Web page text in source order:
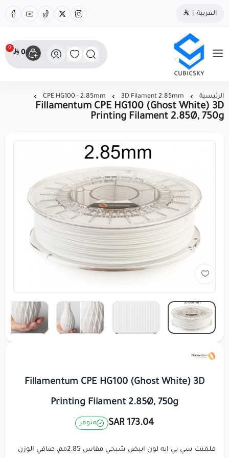
العربية
مؤسسة كيوبك سكاي
0
0
الرئيسية 3D Filament 2.85mm
CPE HG100 - 2.85mm
Fillamentum CPE HG100 (Ghost White) 3D
Printing Filament 2.85Ø, 750g
Fillamentum CPE HG100 (Ghost White) 3D
Printing Filament 2.85Ø, 750g
173.04 SAR
متوفر
فلمنت سي بي ايه لون ابيض شبحي مقاس 2.85مم, صافي الوزن